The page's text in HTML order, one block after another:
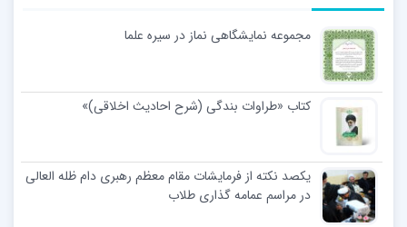
مجموعه نمایشگاهی نماز در سیره علما
کتاب «طراوات بندگی (شرح احادیث اخلاقی)»
یکصد نکته از فرمایشات مقام معظم رهبری دام ظله العالی
در مراسم عمامه گذاری طلاب